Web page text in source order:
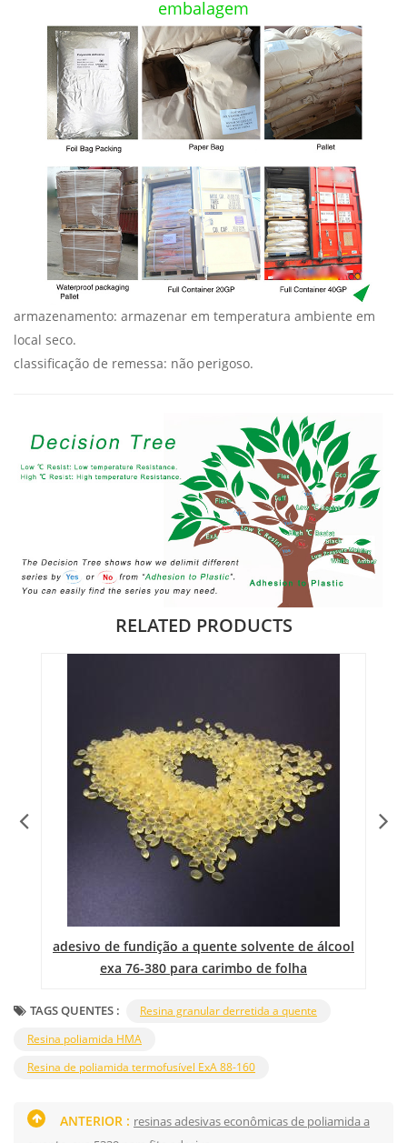
embalagem
armazenamento: armazenar em temperatura ambiente em
local seco.
classificação de remessa: não perigoso.
RELATED PRODUCTS
adesivo de fundição a quente solvente de álcool
exa 76-380 para carimbo de folha
TAGS QUENTES :
Resina granular derretida a quente
Resina poliamida HMA
Resina de poliamida termofusível ExA 88-160
ANTERIOR : resinas adesivas econômicas de poliamida a